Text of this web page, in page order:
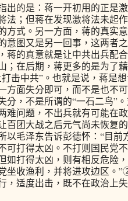
的是：蒋一开初用的正是激
法；但蒋在发现激将法未起
方式。另一方面，蒋的真实
意图又是另一回事，这两者
蒋的真意就是让中共出兵配
；在后期，蒋更多的是为了
击中共”。也就是说，蒋是
方面失分即可，而不是也不
分，不是所谓的“一石二鸟”
难问题，不出兵就有可能在
百团大战之后元气尚未恢复
以毛泽东告诉彭德怀：“目前
可打得太凶。不打则国民党
如打得太凶，则有相反危险
坐收渔利，并将进攻边区。
，适度出击，既不在政治上